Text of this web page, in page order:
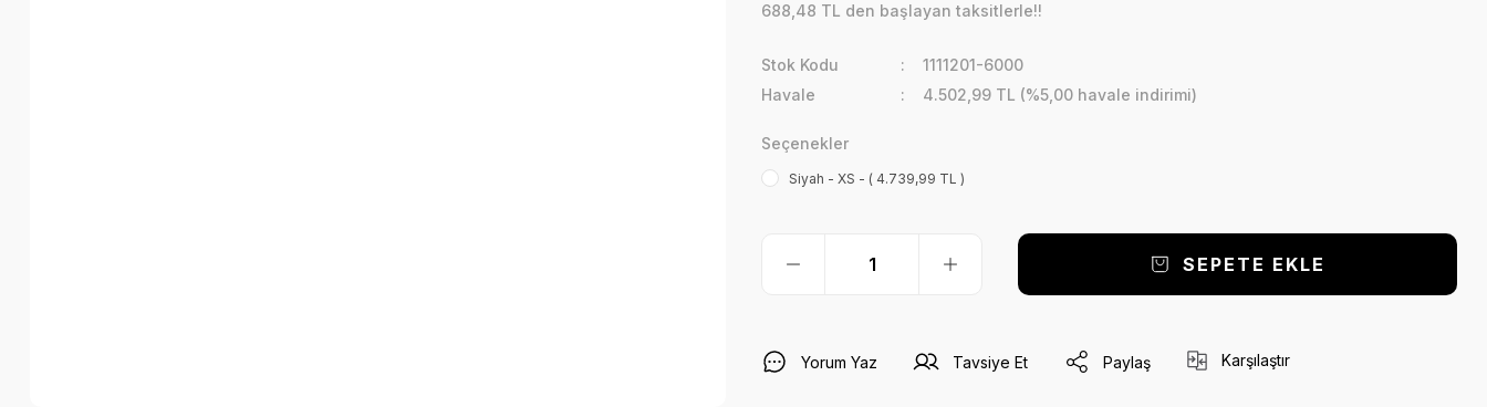
688,48 TL den başlayan taksitlerle!!
Stok Kodu
1111201-6000
Havale
4.502,99 TL (%5,00 havale indirimi)
Seçenekler
Siyah - XS - ( 4.739,99 TL )
SEPETE EKLE
Yorum Yaz Tavsiye Et Paylaş Karşılaştır